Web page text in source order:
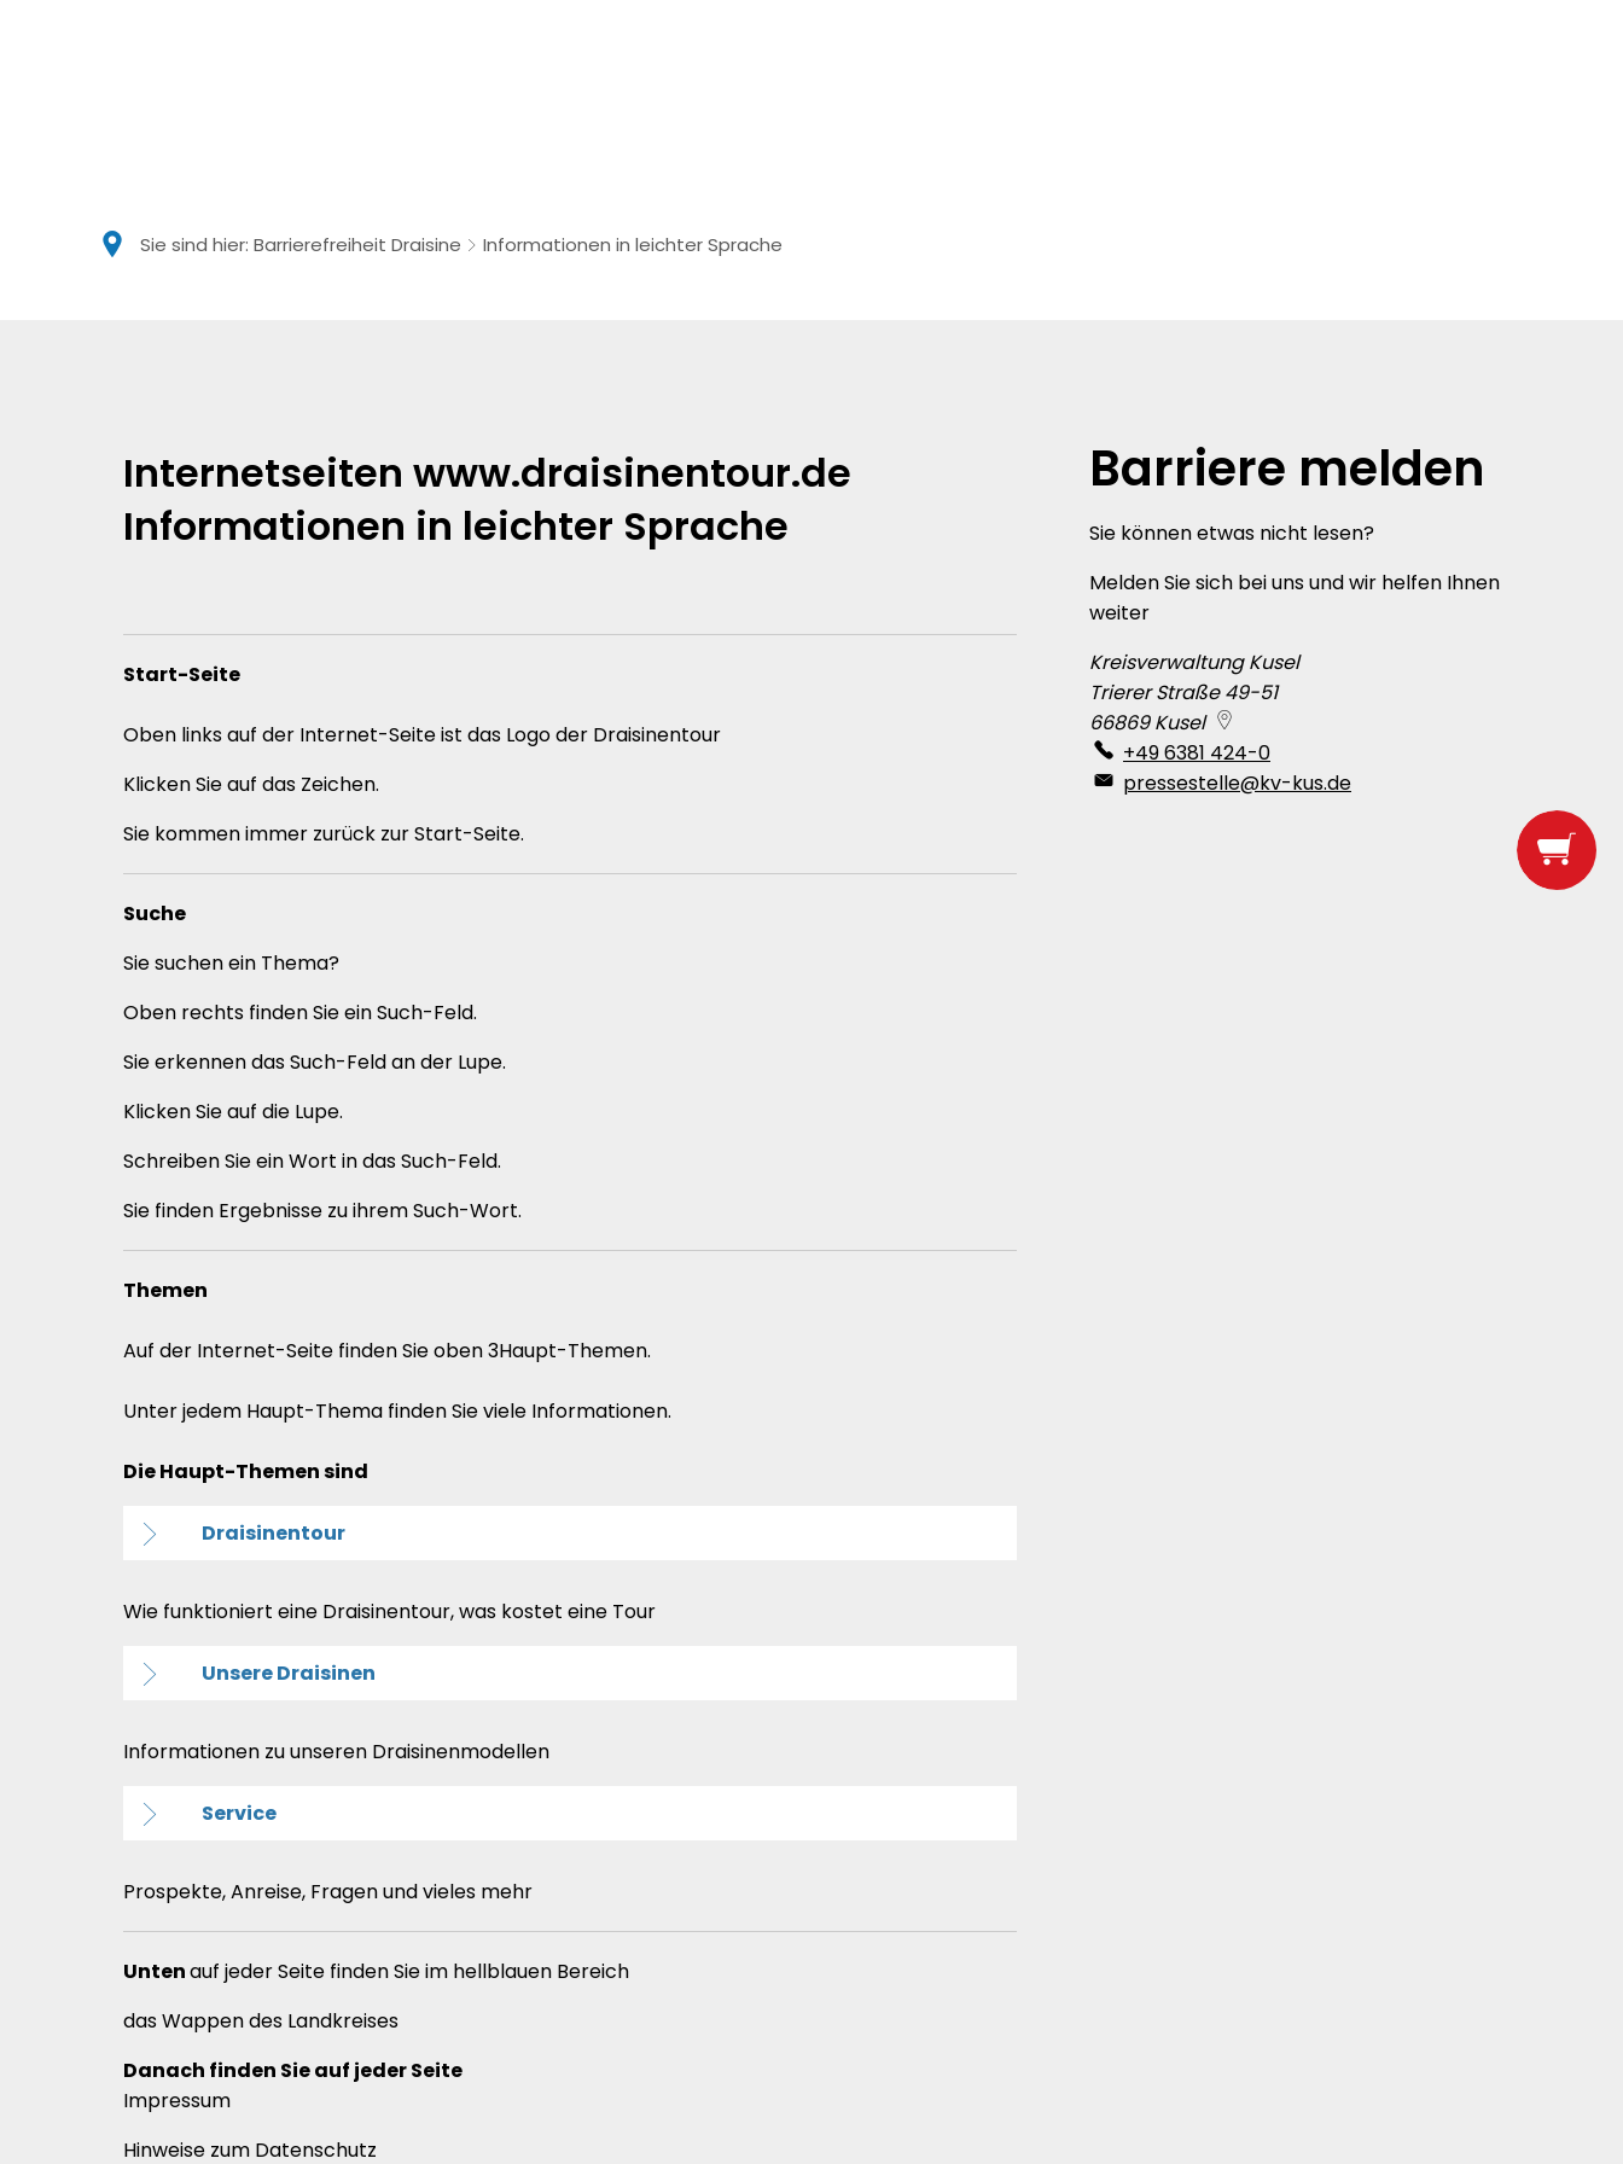
Sie sind hier: Barrierefreiheit Draisine Informationen in leichter Sprache
leichter
Sprache
Internetseiten www.draisinentour.de
Informationen in leichter Sprache
Start-Seite
Oben links auf der Internet-Seite ist das Logo der Draisinentour
Klicken Sie auf das Zeichen.
Sie kommen immer zurück zur Start-Seite.
Suche
Sie suchen ein Thema?
Oben rechts finden Sie ein Such-Feld.
Sie erkennen das Such-Feld an der Lupe.
Klicken Sie auf die Lupe.
Schreiben Sie ein Wort in das Such-Feld.
Sie finden Ergebnisse zu ihrem Such-Wort.
Themen
Auf der Internet-Seite finden Sie oben 3Haupt-Themen.
Unter jedem Haupt-Thema finden Sie viele Informationen.
Die Haupt-Themen sind
Draisinentour
Wie funktioniert eine Draisinentour, was kostet eine Tour
Unsere Draisinen
Informationen zu unseren Draisinenmodellen
Service
Prospekte, Anreise, Fragen und vieles mehr
Untenauf jeder Seite finden Sie im hellblauen Bereich
das Wappen des Landkreises
Danach finden Sie auf jeder Seite
Impressum
Hinweise zum Datenschutz
Barriere melden
Sie können etwas nicht lesen?
Melden Sie sich bei uns und wir helfen Ihnen
weiter
Kreisverwaltung Kusel
Trierer Straße 49-51
66869 Kusel
+49 6381 424-0
pressestelle@kv-kus.de